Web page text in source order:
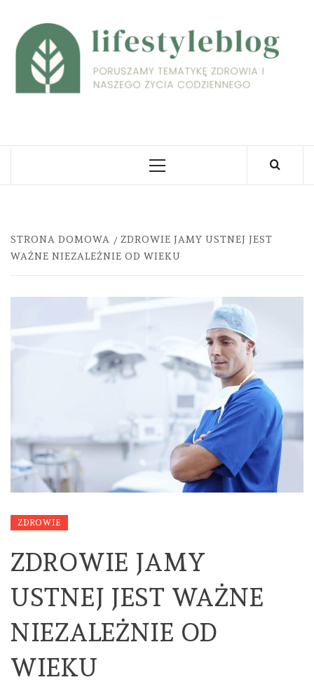
content
Primary
STRONA DOMOWA
ZDROWIE JAMY USTNEJ JEST
WAŻNE NIEZALEŻNIE OD WIEKU
ZDROWIE
ZDROWIE JAMY
USTNEJ JEST WAŻNE
NIEZALEŻNIE OD
WIEKU